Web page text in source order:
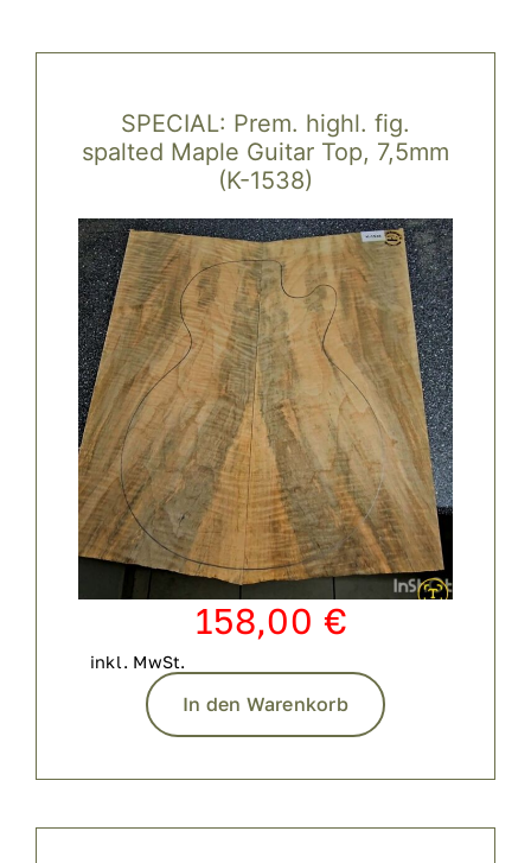
SPECIAL: Prem. highl. fig.
spalted Maple Guitar Top, 7,5mm
(K-1538)
158,00 €
inkl. MwSt.
In den Warenkorb